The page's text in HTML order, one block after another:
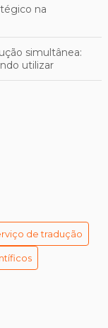
na
simultânea:
utilizar
em Porto Alegre
em Porto Alegre
Completo para
Eventos
a
de tradução